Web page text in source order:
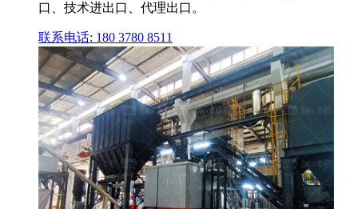
口、技术进出口、代理出口。
联系电话: 180 3780 8511